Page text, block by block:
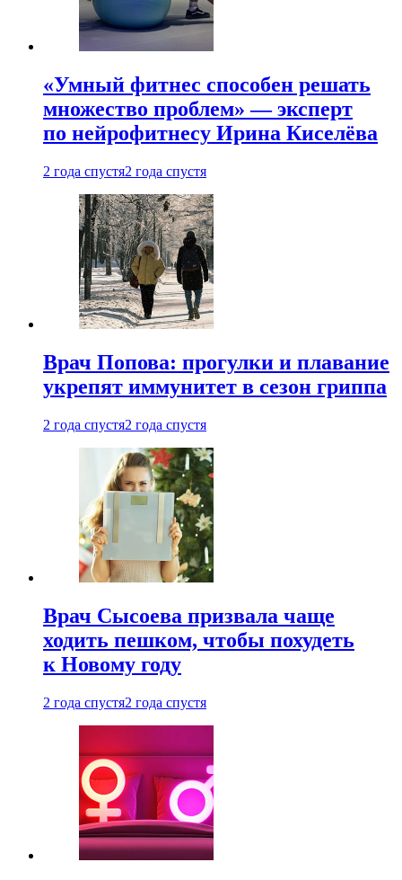
«Умный фитнес способен решать
множество проблем» — эксперт
по нейрофитнесу Ирина Киселёва
2 года спустя2 года спустя
Врач Попова: прогулки и плавание
укрепят иммунитет в сезон гриппа
2 года спустя2 года спустя
Врач Сысоева призвала чаще
ходить пешком, чтобы похудеть
к Новому году
2 года спустя2 года спустя